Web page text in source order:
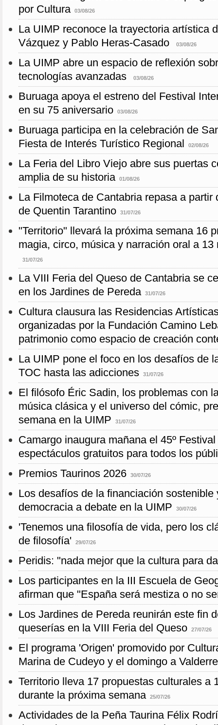
por Cultura
03/08/26
La UIMP reconoce la trayectoria artística
Vázquez y Pablo Heras-Casado
03/08/26
La UIMP abre un espacio de reflexión
tecnologías avanzadas
03/08/26
Buruaga apoya el estreno del Festival
en su 75 aniversario
03/08/26
Buruaga participa en la celebración de
Fiesta de Interés Turístico Regional
02/08/26
La Feria del Libro Viejo abre sus puertas
amplia de su historia
01/08/26
La Filmoteca de Cantabria repasa a partir
de Quentin Tarantino
31/07/26
"Territorio" llevará la próxima semana 16
magia, circo, música y narración oral a
31/07/26
La VIII Feria del Queso de Cantabria se
en los Jardines de Pereda
31/07/26
Cultura clausura las Residencias
organizadas por la Fundación Camino
patrimonio como espacio de creación
La UIMP pone el foco en los desafíos de
TOC hasta las adicciones
31/07/26
El filósofo Éric Sadin, los problemas con
música clásica y el universo del cómic,
semana en la UIMP
31/07/26
Camargo inaugura mañana el 45º
espectáculos gratuitos para todos los
Premios Taurinos 2026
30/07/26
Los desafíos de la financiación sostenible
democracia a debate en la UIMP
30/07/26
'Tenemos una filosofía de vida, pero los
de filosofía'
29/07/26
Peridis: "nada mejor que la cultura para
Los participantes en la III Escuela de
afirman que "España será mestiza o no
Los Jardines de Pereda reunirán este fin
queserías en la VIII Feria del Queso
27/07/26
El programa 'Origen' promovido por
Marina de Cudeyo y el domingo a
Territorio lleva 17 propuestas culturales a
durante la próxima semana
25/07/26
Actividades de la Peña Taurina Félix